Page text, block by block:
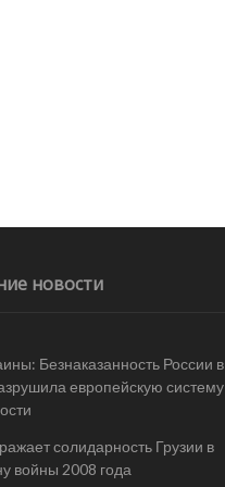
новости
Безнаказанность России в
европейскую систему
солидарность Грузии в
войны 2008 года